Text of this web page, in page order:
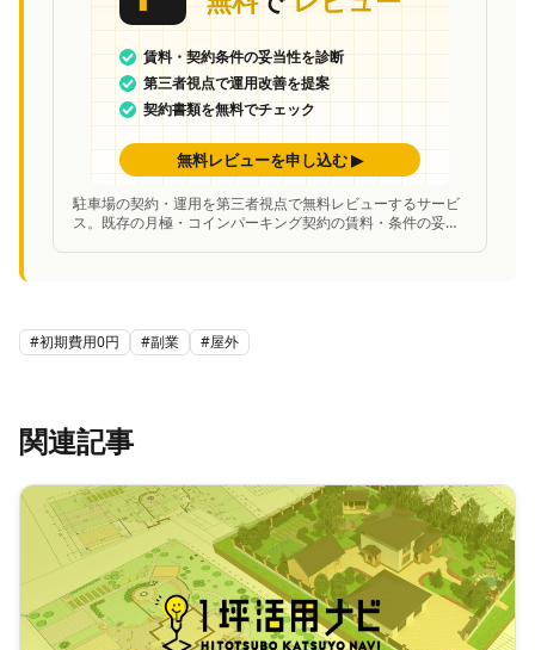
駐車場の契約・運用を第三者視点で無料レビューするサービ
ス。既存の月極・コインパーキング契約の賃料・条件の妥当
#初期費用0円 #副業 #屋外
関連記事